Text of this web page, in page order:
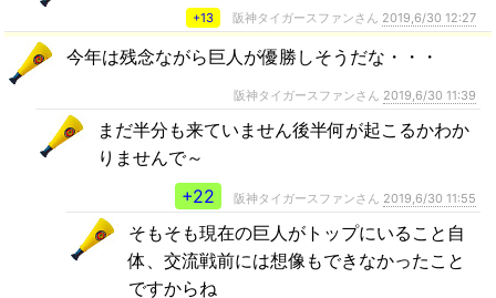
+13 阪神タイガースファンさん 2019,6/30 12:27
今年は残念ながら巨人が優勝しそうだな・・・
阪神タイガースファンさん 2019,6/30 11:39
まだ半分も来ていません後半何が起こるかわか
りませんで～
+22
阪神タイガースファンさん 2019,6/30 11:55
そもそも現在の巨人がトップにいること自
体、交流戦前には想像もできなかったこと
ですからね